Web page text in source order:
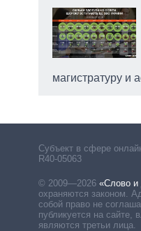
магистратуру и
Субъект в сфере
R40-05063
© 2009—2026 «Слово и
охраняются законом.
собой право не
публикуется на сайте,
являются третьи лица.